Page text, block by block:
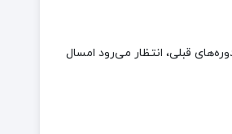
قبلی، انتظار می‌رود امسال